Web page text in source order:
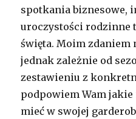
spotkania biznesowe,
uroczystości rodzinne
święta. Moim zdaniem
jednak zależnie od
zestawieniu z
podpowiem Wam
mieć w swojej